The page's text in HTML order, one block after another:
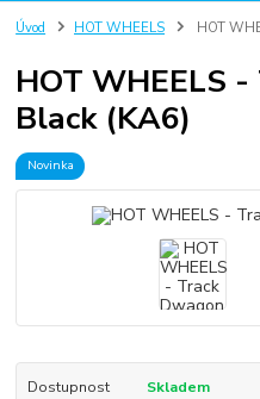
Úvod HOT WHEELS HOT
HOT WHEELS
Black (KA6)
Novinka
Dostupnost Skladem